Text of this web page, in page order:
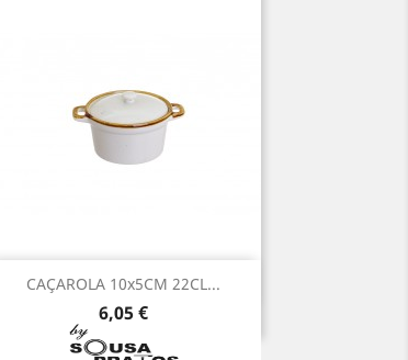
CAÇAROLA 10x5CM 22CL...
Preço
6,05 €
Vista rápida